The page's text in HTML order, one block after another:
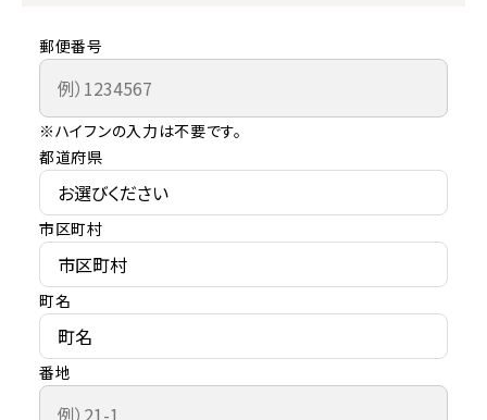
郵便番号
※ハイフンの入力は不要です。
都道府県
市区町村
町名
番地